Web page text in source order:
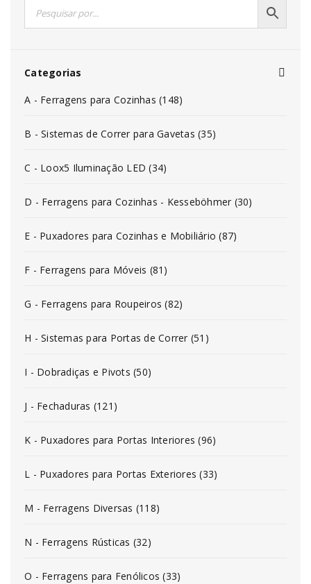
Categorias
A - Ferragens para Cozinhas (148)
B - Sistemas de Correr para Gavetas (35)
C - Loox5 Iluminação LED (34)
D - Ferragens para Cozinhas - Kesseböhmer (30)
E - Puxadores para Cozinhas e Mobiliário (87)
F - Ferragens para Móveis (81)
G - Ferragens para Roupeiros (82)
H - Sistemas para Portas de Correr (51)
I - Dobradiças e Pivots (50)
J - Fechaduras (121)
K - Puxadores para Portas Interiores (96)
L - Puxadores para Portas Exteriores (33)
M - Ferragens Diversas (118)
N - Ferragens Rústicas (32)
O - Ferragens para Fenólicos (33)